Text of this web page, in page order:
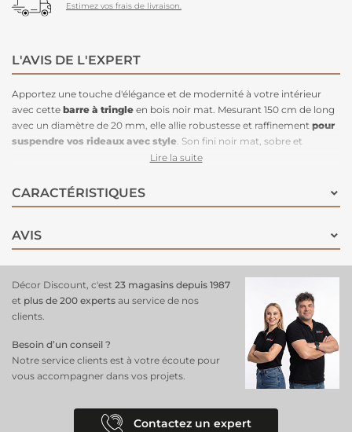
Estimez vos frais de livraison.
L'AVIS DE L'EXPERT
Apportez une touche d'élégance et de modernité à votre intérieur
avec cette barre à tringle en bois noir mat. Mesurant 150 cm de long
avec un diamètre de 20 mm, elle allie robustesse et raffinement pour
suspendre vos rideaux avec style. Son fini noir mat, sobre et
contemporain, s'intègre parfaitement dans une décoration moderne,
idéale pour structurer vos fenêtres !
Lire la suite
CARACTÉRISTIQUES
AVIS
Décor Discount, c'est 23 magasins depuis 1987
et plus de 200 experts au service de nos
clients.
Besoin d’un conseil ?
Notre service clients est à votre écoute pour
vous accompagner dans vos projets.
Contactez un expert